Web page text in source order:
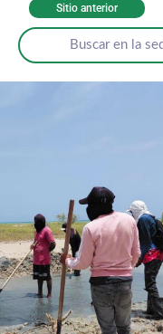
Sitio anterior